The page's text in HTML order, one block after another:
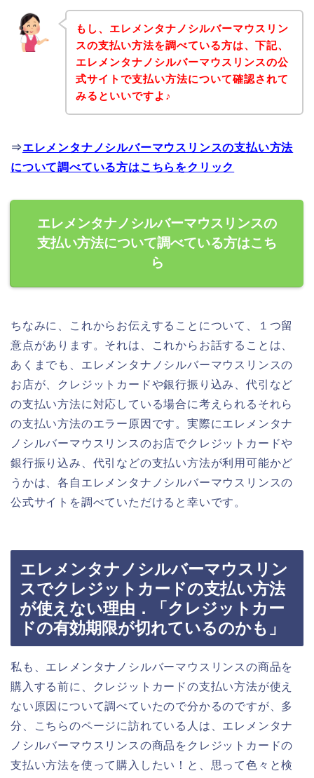
もし、エレメンタナノシルバーマウスリン
スの支払い方法を調べている方は、下記、
エレメンタナノシルバーマウスリンスの公
式サイトで支払い方法について確認されて
みるといいですよ♪
⇒エレメンタナノシルバーマウスリンスの支払い方法
について調べている方はこちらをクリック
エレメンタナノシルバーマウスリンスの
支払い方法について調べている方はこち
ら
ちなみに、これからお伝えすることについて、１つ留
意点があります。それは、これからお話することは、
あくまでも、エレメンタナノシルバーマウスリンスの
お店が、クレジットカードや銀行振り込み、代引など
の支払い方法に対応している場合に考えられるそれら
の支払い方法のエラー原因です。実際にエレメンタナ
ノシルバーマウスリンスのお店でクレジットカードや
銀行振り込み、代引などの支払い方法が利用可能かど
うかは、各自エレメンタナノシルバーマウスリンスの
公式サイトを調べていただけると幸いです。
エレメンタナノシルバーマウスリン
スでクレジットカードの支払い方法
が使えない理由．「クレジットカー
ドの有効期限が切れているのかも」
私も、エレメンタナノシルバーマウスリンスの商品を
購入する前に、クレジットカードの支払い方法が使え
ない原因について調べていたので分かるのですが、多
分、こちらのページに訪れている人は、エレメンタナ
ノシルバーマウスリンスの商品をクレジットカードの
支払い方法を使って購入したい！と、思って色々と検